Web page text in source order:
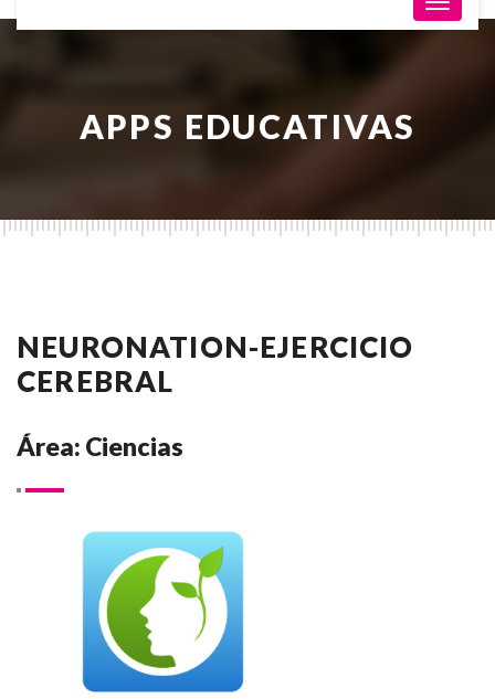
APPS EDUCATIVAS
NEURONATION-EJERCICIO
CEREBRAL
Área: Ciencias